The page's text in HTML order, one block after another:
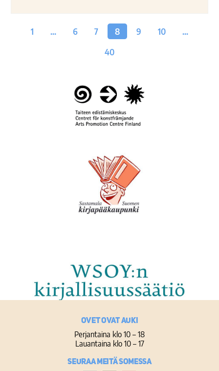
1 … 6 7 8 9 10
…
40
Ovet ovat auki
Perjantaina klo 10 – 18
Lauantaina klo 10 – 17
Seuraa meitä somessa